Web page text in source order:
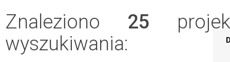
Znaleziono 25
wyszukiwania: